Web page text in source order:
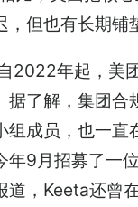
但也有长期铺
2022年起，美
据了解，集团合
组成员，也一直
年9月招募了一
道，Keeta还曾